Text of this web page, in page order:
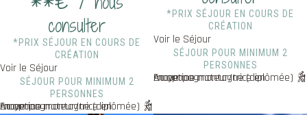
consulter
*PRIX SÉJOUR EN COURS DE
CRÉATION
Voir le Séjour
SÉJOUR POUR MINIMUM 2
PERSONNES
En option : Accompagnateur/trice en moyenne montagne (diplômée)
*PRIX SÉJOUR EN COURS DE
CRÉATION
Voir le Séjour
SÉJOUR POUR MINIMUM 2
PERSONNES
En option : Accompagnateur/trice en moyenne montagne (diplômée)